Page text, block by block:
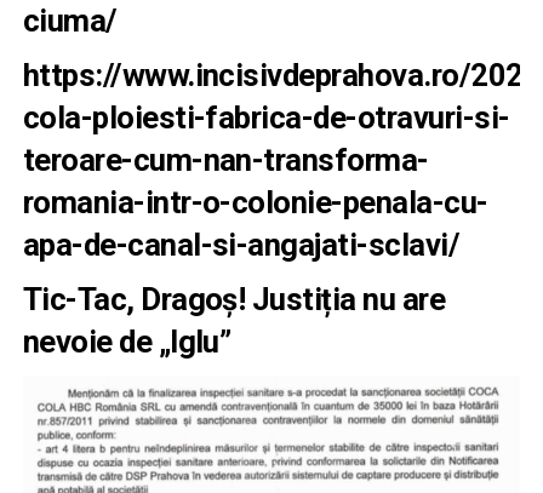
ciuma/
https://www.incisivdeprahova.ro/
cola-ploiesti-fabrica-de-otravuri-si-
teroare-cum-nan-transforma-
romania-intr-o-colonie-penala-cu-
apa-de-canal-si-angajati-sclavi/
Tic-Tac, Dragoș! Justiția nu are
nevoie de „Iglu”